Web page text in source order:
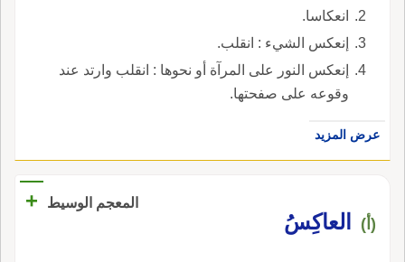
انعكاسا.
إنعكس الشيء : انقلب.
إنعكس النور على المرآة أو نحوها : انقلب وارتد عند
وقوعه على صفحتها.
عرض المزيد
المعجم الوسيط +
(أ) العاكِسُ